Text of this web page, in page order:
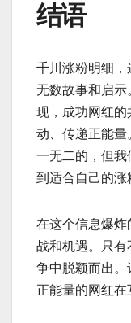
结语
千川涨粉明细
无数故事和启
现，成功网红的
动、传递正能量
一无二的，但
到适合自己的涨
在这个信息爆
战和机遇。只
争中脱颖而出
正能量的网红在